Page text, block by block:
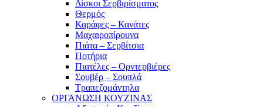
Δίσκοι Σερβιρίσματος
Θερμός
Καράφες – Κανάτες
Μαχαιροπίρουνα
Πιάτα – Σερβίτσια
Ποτήρια
Πιατέλες – Ορντερβιέρες
Σουβέρ – Σουπλά
Τραπεζομάντηλα
ΟΡΓΑΝΩΣΗ ΚΟΥΖΙΝΑΣ